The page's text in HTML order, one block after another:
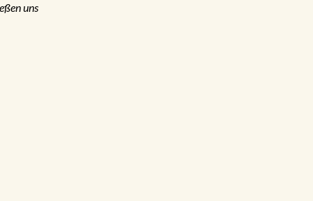
uns